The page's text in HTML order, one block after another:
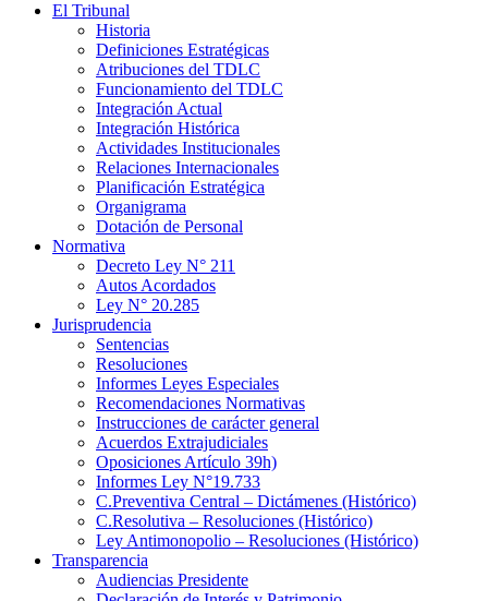
El Tribunal
Historia
Definiciones Estratégicas
Atribuciones del TDLC
Funcionamiento del TDLC
Integración Actual
Integración Histórica
Actividades Institucionales
Relaciones Internacionales
Planificación Estratégica
Organigrama
Dotación de Personal
Normativa
Decreto Ley N° 211
Autos Acordados
Ley N° 20.285
Jurisprudencia
Sentencias
Resoluciones
Informes Leyes Especiales
Recomendaciones Normativas
Instrucciones de carácter general
Acuerdos Extrajudiciales
Oposiciones Artículo 39h)
Informes Ley N°19.733
C.Preventiva Central – Dictámenes (Histórico)
C.Resolutiva – Resoluciones (Histórico)
Ley Antimonopolio – Resoluciones (Histórico)
Transparencia
Audiencias Presidente